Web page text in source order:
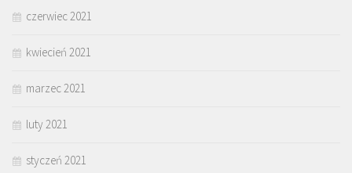
czerwiec 2021
kwiecień 2021
marzec 2021
luty 2021
styczeń 2021